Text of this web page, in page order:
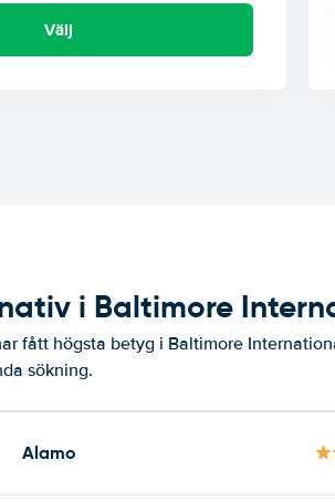
Välj
i Baltimore
fått högsta betyg i Baltimore
sökning.
Alamo